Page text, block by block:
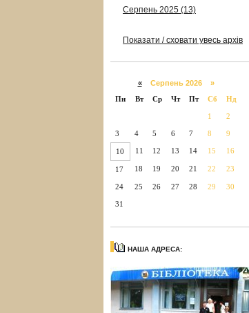
Серпень 2025 (13)
Показати / сховати увесь архів
«Серпень 2026 »
Пн
Вт Ср Чт Пт Сб Нд
1 2
3 4 5 6 7 8 9
10 11 12 13 14 15 16
17 18 19 20 21 22 23
24 25 26 27 28 29 30
31
НАША АДРЕСА: